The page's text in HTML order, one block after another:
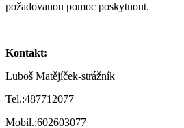
požadovanou pomoc poskytnout.
Kontakt:
Luboš Matějíček-strážník
Tel.:487712077
Mobil.:602603077